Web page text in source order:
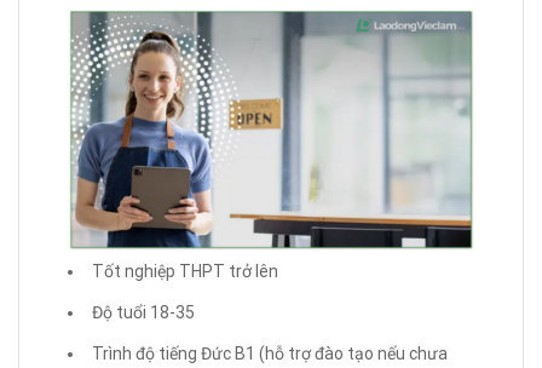
Tốt nghiệp THPT trở lên
Độ tuổi 18-35
Trình độ tiếng Đức B1 (hỗ trợ đào tạo nếu chưa